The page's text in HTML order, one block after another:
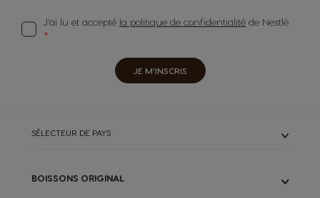
J’ai lu et accepté la politique de confidentialité de Nestlé.
JE M'INSCRIS
SÉLECTEUR DE PAYS
BOISSONS ORIGINAL